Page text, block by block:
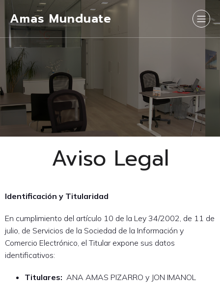
Amas Munduate
Aviso Legal
Identificación y Titularidad
En cumplimiento del artículo 10 de la Ley 34/2002, de 11 de
julio, de Servicios de la Sociedad de la Información y
Comercio Electrónico, el Titular expone sus datos
identificativos:
Titulares: ANA AMAS PIZARRO y JON IMANOL